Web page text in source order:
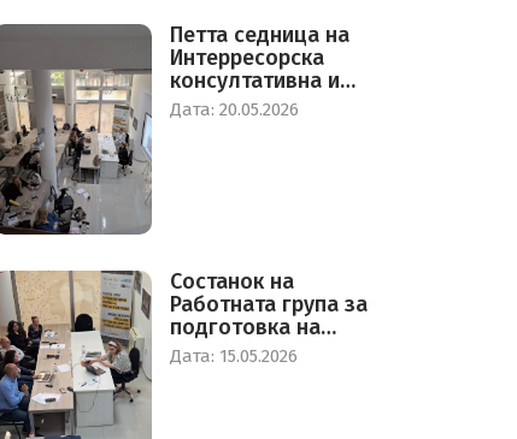
Република Северна
Македонија“
Петта седница на
Интерресорска
консултативна и
советодавна група
за еднкви
Дата: 20.05.2026
Состанок на
Работната група за
подготовка на
стандарди за
воспоставување на
Дата: 15.05.2026